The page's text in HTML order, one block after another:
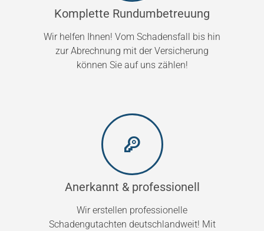
Komplette Rundumbetreuung
Wir helfen Ihnen! Vom Schadensfall bis hin
zur Abrechnung mit der Versicherung
können Sie auf uns zählen!
Anerkannt & professionell
Wir erstellen professionelle
Schadengutachten deutschlandweit! Mit